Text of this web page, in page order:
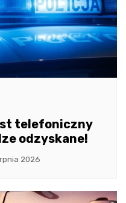
telefoniczny
odzyskane!
2026